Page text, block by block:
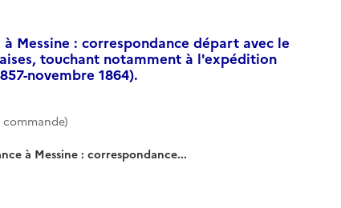
Messine : correspondance départ avec le
touchant notamment à l'expédition
novembre 1864).
commande)
à Messine : correspondance...